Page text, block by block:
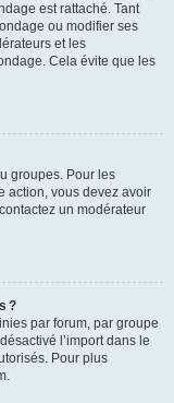
est rattaché. Tant
ou modifier ses
et les
Cela évite que les
groupes. Pour les
action, vous devez avoir
un modérateur
?
par forum, par groupe
l’import dans le
Pour plus